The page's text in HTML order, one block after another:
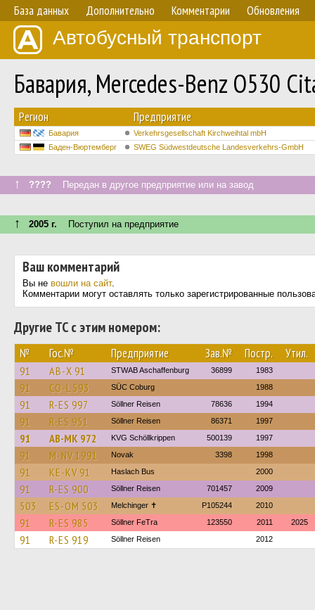
База данных Дополнительно Комментарии Обновления
Автобусный транспорт
Бавария, Mercedes-Benz O530
Регион Предприятие
Бавария
Verkehrsgesellschaft Kirchweihtal mbH
Баден-Вюртемберг
SWEG Südwestdeutsche Landesverkehrs-GmbH
↑ ???? Передан в другое предприятие или на завод
↑ 2005 г. Поступил на предприятие
Ваш комментарий
Вы не вошли на сайт.
Комментарии могут оставлять только зарегистрированные
Другие ТС с этим номером:
№ Гос.№ Предприятие Зав.№ Постр. Утил.
91 AB-X 91 STWAB Aschaffenburg 36899 1983
91 CO-L 593 SÜC Coburg 1988
91 R-ES 997 Söllner Reisen 78636 1994
91 R-ES 951 Söllner Reisen 86371 1997
91 AB-MK 972 KVG Schöllkrippen 500139 1997
91 M-NV 1991 Novak 3398 1998
91 KE-KV 91 Haslach Bus 2000
91 R-ES 900 Söllner Reisen 701457 2009
503 ES-OM 503 Melchinger ✝ P105244 2010
91 R-ES 985 Söllner FeTra 123550 2011 2025
91 R-ES 919 Söllner Reisen 2012